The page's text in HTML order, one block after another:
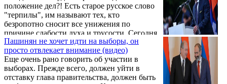
от Движения по спасению Родины Вазгена
Манукяна. Как сообщает 7or.am, в
заявлении также отмечается:
положение дел?! Есть старое русское слово
"терпилы", им называют тех, кто
безропотно сносит все унижения по
причине слабости духа и трусости. Сегодня
армянское общество напоминает этих
самых "терпил", с которыми можно делать
все что угодно, вплоть до полного
уничтожения человеческого достоинства.
Пашинян не хочет идти на выборы, он
просто отвлекает внимание (видео)
Еще очень рано говорить об участии в
выборах. Прежде всего, должен уйти в
отставку глава правительства, должен быть